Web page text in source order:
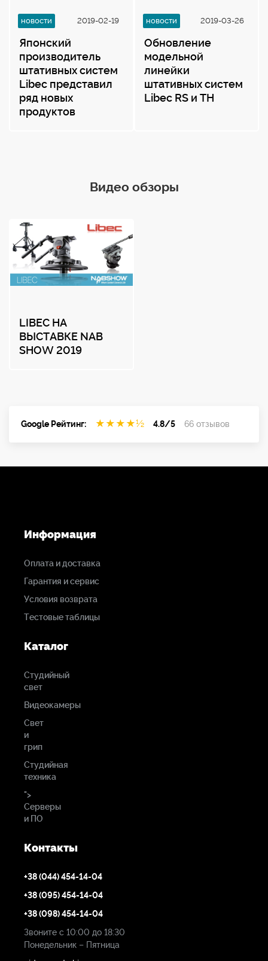
новости 2019-02-19
Японский
производитель
штативных систем
Libec представил
ряд новых
продуктов
новости 2019-03-26
Обновление
модельной
линейки
штативных систем
Libec RS и TH
Видео обзоры
LIBEC НА
ВЫСТАВКЕ NAB
SHOW 2019
Google Рейтинг: ★ ★ ★ ★½ 4.8/5 66 отзывов
Информация
Оплата и доставка
Гарантия и сервис
Условия возврата
Тестовые таблицы
Каталог
Студийный
свет
Видеокамеры
Свет
и
грип
Студийная
техника
">
Серверы
и ПО
Контакты
+38 (044) 454-14-04
+38 (095) 454-14-04
+38 (098) 454-14-04
Звоните с 10:00 до 18:30
Понедельник – Пятница